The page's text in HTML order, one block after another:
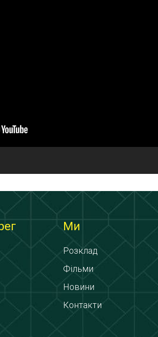
Ми
Розклад
Фільми
Новини
Контакти